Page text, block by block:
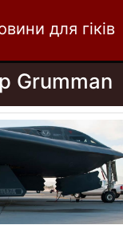
для гіків
Grumman